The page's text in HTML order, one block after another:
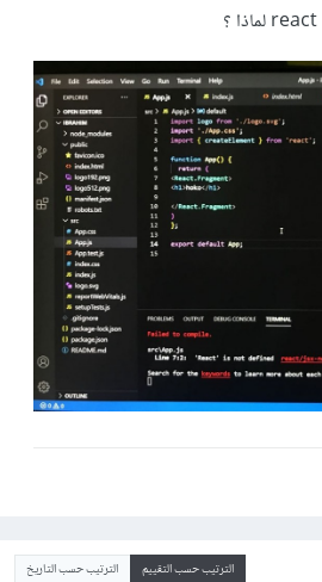
الترتيب حسب التقييم الترتيب حسب التاريخ